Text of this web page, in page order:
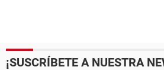
¡SUSCRÍBETE A NUESTRA